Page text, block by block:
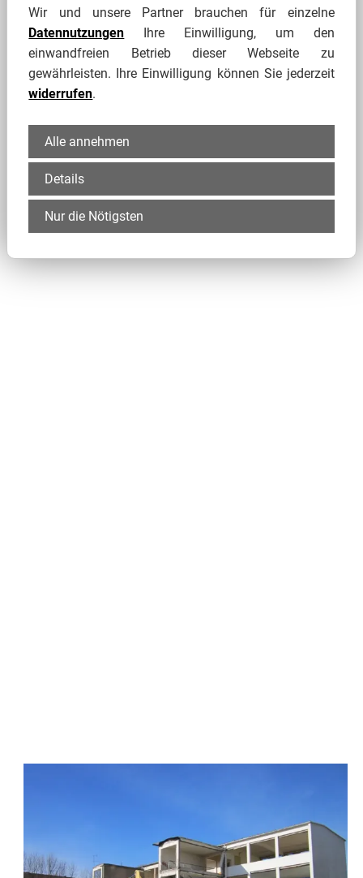
Klimaanpassungs- und Gestaltungsprozess
aktiv und wertschöpfend eingebunden.
mehr erfahren
Wir und unsere Partner brauchen für einzelne
Datennutzungen Ihre Einwilligung, um den
einwandfreien Betrieb dieser Webseite zu
gewährleisten. Ihre Einwilligung können Sie jederzeit
widerrufen.
Alle annehmen
Details
Nur die Nötigsten